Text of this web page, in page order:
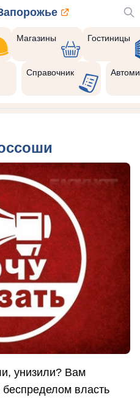
Магазины Гостиницы
Справочник
унизили? Вам
беспределом власть